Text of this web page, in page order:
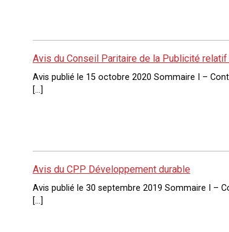
Avis du Conseil Paritaire de la Publicité
Avis publié le 15 octobre 2020 Sommaire I –
[…]
Avis du CPP Développement durable
Avis publié le 30 septembre 2019 Sommaire I –
[…]